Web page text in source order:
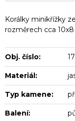
Korálky minikřížky
rozměrech cca
Obj. číslo:
Materiál:
Typ kamene:
Balení: